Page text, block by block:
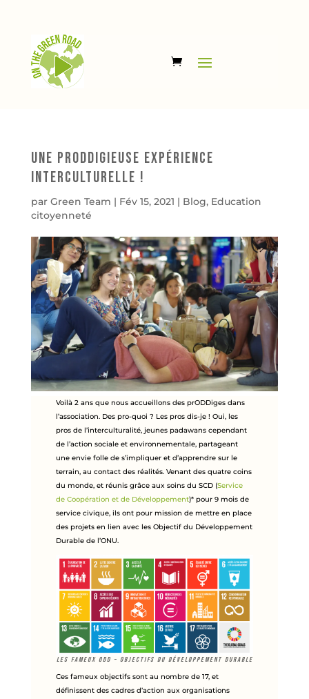
Une prODDigieuse expérience
interculturelle !
par Green Team | Fév 15, 2021 | Blog, Education
citoyenneté
Voilà 2 ans que nous accueillons des prODDiges dans
l’association. Des pro-quoi ? Les pros dis-je ! Oui, les
pros de l’interculturalité, jeunes padawans cependant
de l’action sociale et environnementale, partageant
une envie folle de s’impliquer et d’apprendre sur le
terrain, au contact des réalités. Venant des quatre coins
du monde, et réunis grâce aux soins du SCD (Service
de Coopération et de Développement)* pour 9 mois de
service civique, ils ont pour mission de mettre en place
des projets en lien avec les Objectif du Développement
Durable de l’ONU.
Les fameux ODD – Objectifs du Développement Durable
Ces fameux objectifs sont au nombre de 17, et
définissent des cadres d’action aux organisations